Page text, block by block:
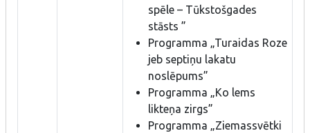
spēle – Tūkstošgades
stāsts ”
Programma „Turaidas Roze
jeb septiņu lakatu
noslēpums”
Programma „Ko lems
likteņa zirgs”
Programma „Ziemassvētki